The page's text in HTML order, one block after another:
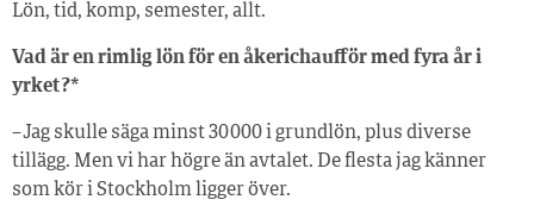
Lön, tid, komp, semester, allt.
Vad är en rimlig lön för en åkerichaufför med fyra år i
yrket?*
– Jag skulle säga minst 30 000 i grundlön, plus diverse
tillägg. Men vi har högre än avtalet. De flesta jag känner
som kör i Stockholm ligger över.